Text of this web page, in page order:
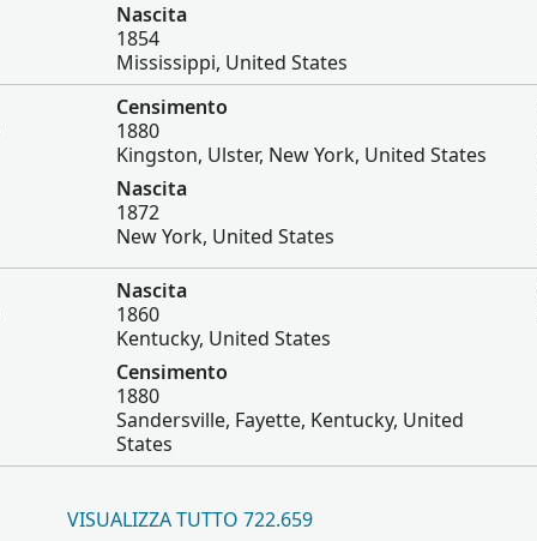
Nascita
1854
Mississippi, United States
Censimento
1880
Kingston, Ulster, New York, United States
Nascita
1872
New York, United States
Nascita
1860
Kentucky, United States
Censimento
1880
Sandersville, Fayette, Kentucky, United
States
VISUALIZZA TUTTO 722.659